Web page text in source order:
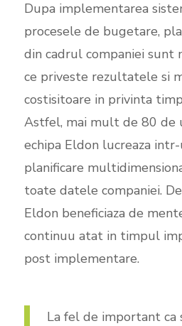
Dupa implementarea
procesele de bugetare,
din cadrul companiei sunt
ce priveste rezultatele si
costisitoare in privinta
Astfel, mai mult de 80 de
echipa Eldon lucreaza
planificare
toate datele companiei.
Eldon beneficiaza de
continuu atat in timpul
post implementare.
La fel de important ca